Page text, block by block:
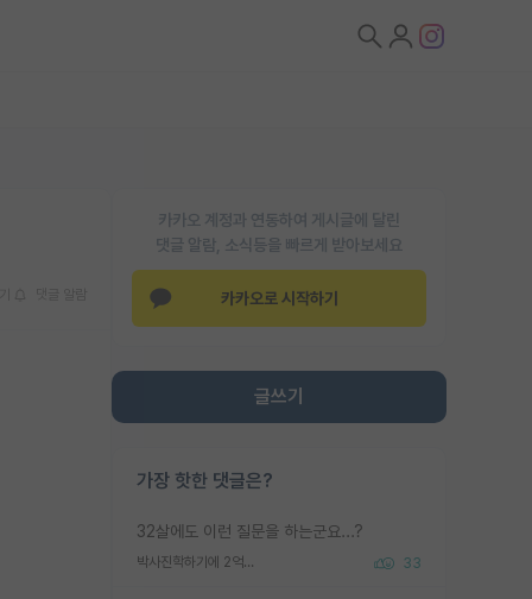
카카오 계정과 연동하여 게시글에 달린
댓글 알람, 소식등을 빠르게 받아보세요
카카오로 시작하기
글쓰기
가장 핫한 댓글은?
32살에도 이런 질문을 하는군요...?
박사진학하기에 2억은 괜찮은 (?) 정도의 경제력인가요 33